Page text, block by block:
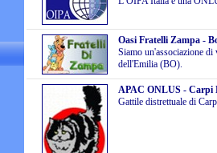
Oasi Fratelli Zampa -
Siamo un'associazione
dell'Emilia (BO).
APAC ONLUS - Carpi
Gattile distrettuale di